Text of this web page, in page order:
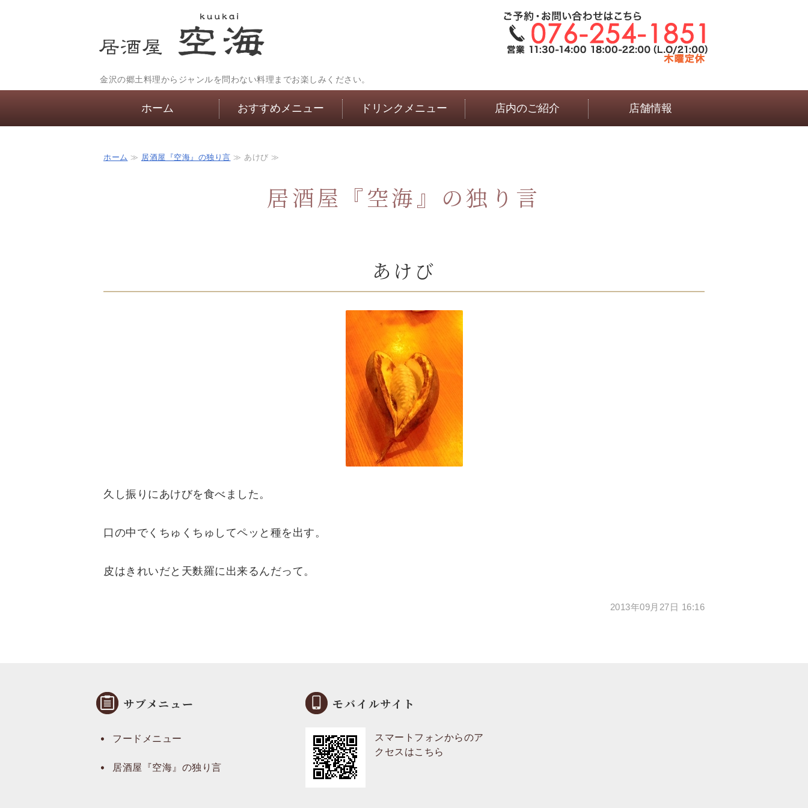
金沢の郷土料理からジャンルを問わない料理までお楽しみください。
ホーム おすすめメニュー ドリンクメニュー 店内のご紹介 店舗情報
ホーム ≫ 居酒屋『空海』の独り言 ≫ あけび ≫
居酒屋『空海』の独り言
あけび
久し振りにあけびを食べました。
口の中でくちゅくちゅしてペッと種を出す。
皮はきれいだと天麩羅に出来るんだって。
2013年09月27日 16:16
サブメニュー
フードメニュー
居酒屋『空海』の独り言
モバイルサイト
スマートフォンからのア
クセスはこちら